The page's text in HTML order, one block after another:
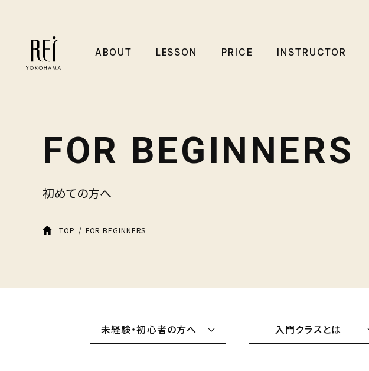
ABOUT LESSON PRICE INSTRUCTOR
FOR BEGINNERS
初めての方へ
TOP FOR BEGINNERS
未経験・初心者の方へ 入門クラスとは